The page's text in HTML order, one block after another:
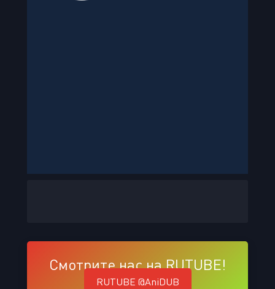
Смотрите нас на RUTUBE!
RUTUBE @AniDUB